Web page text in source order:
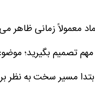
زمانی ظاهر
تصمیم بگیرید؛
مسیر سخت به نظر